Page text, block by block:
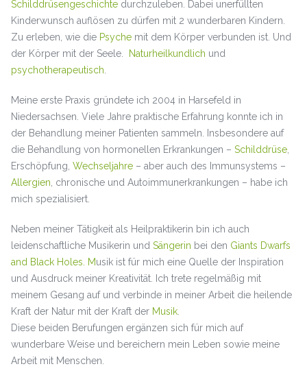
Schilddrüsengeschichtedurchzuleben. Dabei unerfüllten
Kinderwunsch auflösen zu dürfen mit 2 wunderbaren Kindern.
Zu erleben, wie die Psychemit dem Körper verbunden ist. Und
der Körper mit der Seele.
Naturheilkundlich und
psychotherapeutisch
Meine erste Praxis gründete ich 2004 in Harsefeld in
Niedersachsen. Viele Jahre praktische Erfahrung konnte ich in
der Behandlung meiner Patienten sammeln. Insbesondere auf
die Behandlung von hormonellen Erkrankungen – Schilddrüse,
Erschöpfung, Wechseljahre– aber auch des Immunsystems –
Allergien , chronische und Autoimmunerkrankungen – habe ich
mich spezialisiert.
Neben meiner Tätigkeit als Heilpraktikerin bin ich auch
leidenschaftliche Musikerin und Sängerin bei den Giants Dwarfs
and Black Holes. Musik ist für mich eine Quelle der Inspiration
und Ausdruck meiner Kreativität. Ich trete regelmäßig mit
meinem Gesang auf und verbinde in meiner Arbeit die heilende
Kraft der Natur mit der Kraft der Musik.
Diese beiden Berufungen ergänzen sich für mich auf
wunderbare Weise und bereichern mein Leben sowie meine
Arbeit mit Menschen.